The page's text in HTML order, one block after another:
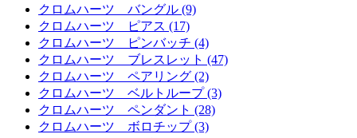
クロムハーツ バングル (9)
クロムハーツ ピアス (17)
クロムハーツ ピンバッチ (4)
クロムハーツ ブレスレット (47)
クロムハーツ ペアリング (2)
クロムハーツ ベルトループ (3)
クロムハーツ ペンダント (28)
クロムハーツ ボロチップ (3)